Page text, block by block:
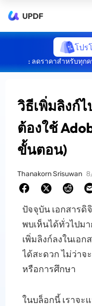
UPDF
โปร
: ลดราคาสำหรับทุกค
วิธีเพิ่มลิงก์ไ
ต้องใช้
ขั้นตอน)
Thanakorn Srisuwan
ปัจจุบัน เอกสารดิ
พบเห็นได้ทั่วไปม
เพิ่มลิงก์ลงในเอ
ได้สะดวก ไม่ว่าจ
หรือการศึกษา
ในบล็อกนี้ เราจะ